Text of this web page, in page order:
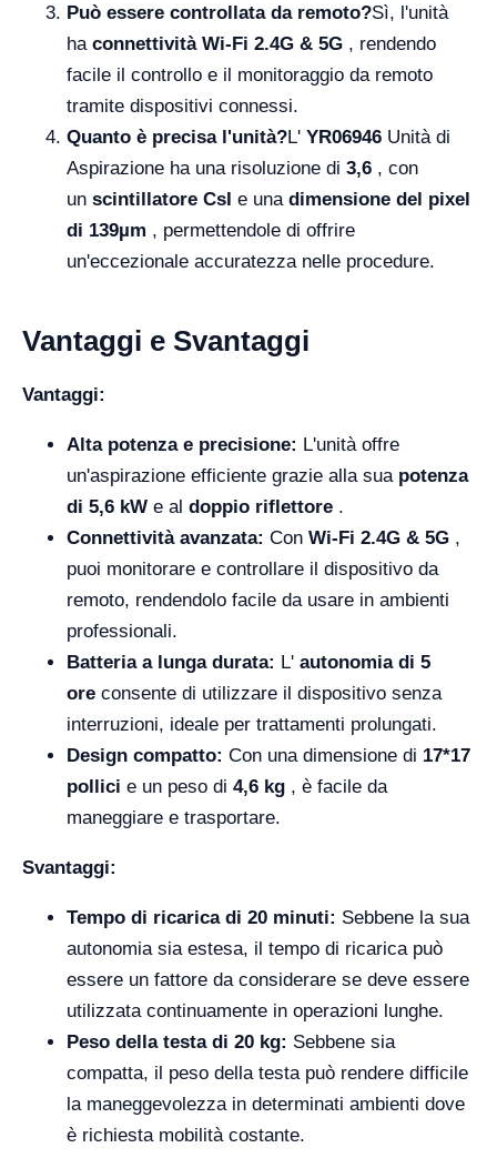
Può essere controllata da remoto?Sì, l'unità
ha connettività Wi-Fi 2.4G & 5G , rendendo
facile il controllo e il monitoraggio da remoto
tramite dispositivi connessi.
Quanto è precisa l'unità?L' YR06946 Unità di
Aspirazione ha una risoluzione di 3,6 , con
un scintillatore CsI e una dimensione del pixel
di 139µm , permettendole di offrire
un'eccezionale accuratezza nelle procedure.
Vantaggi e Svantaggi
Vantaggi:
Alta potenza e precisione: L'unità offre
un'aspirazione efficiente grazie alla sua potenza
di 5,6 kW e al doppio riflettore .
Connettività avanzata: Con Wi-Fi 2.4G & 5G ,
puoi monitorare e controllare il dispositivo da
remoto, rendendolo facile da usare in ambienti
professionali.
Batteria a lunga durata: L' autonomia di 5
ore consente di utilizzare il dispositivo senza
interruzioni, ideale per trattamenti prolungati.
Design compatto: Con una dimensione di 17*17
pollici e un peso di 4,6 kg , è facile da
maneggiare e trasportare.
Svantaggi:
Tempo di ricarica di 20 minuti: Sebbene la sua
autonomia sia estesa, il tempo di ricarica può
essere un fattore da considerare se deve essere
utilizzata continuamente in operazioni lunghe.
Peso della testa di 20 kg: Sebbene sia
compatta, il peso della testa può rendere difficile
la maneggevolezza in determinati ambienti dove
è richiesta mobilità costante.